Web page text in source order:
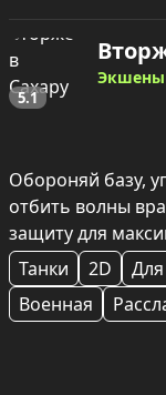
5.1
Экшены
Обороняй базу,
отбить волны
защиту для
Танки
2D
Военная